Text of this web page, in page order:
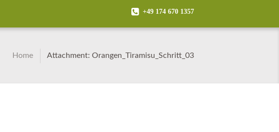
+49 174 670 1357
Home Attachment: Orangen_Tiramisu_Schritt_03